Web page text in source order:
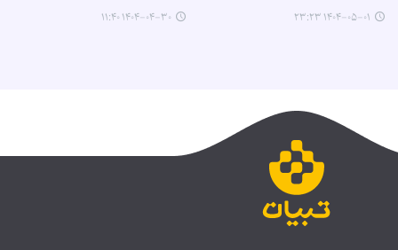
۱۴۰۴-۰۵-۰۱ ۲۳:۲۳ ۱۴۰۴-۰۴-۳۰ ۱۱:۴۰